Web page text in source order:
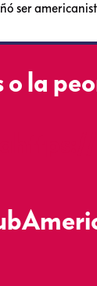
ser
o la